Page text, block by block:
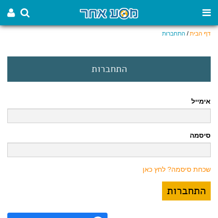
דף הבית/ התחברות
התחברות
אימייל
סיסמה
שכחת סיסמה? לחץ כאן